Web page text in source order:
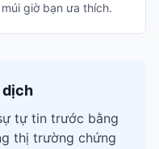
giờ bạn ưa thích.
dịch
tự tin trước bằng
thị trường chứng